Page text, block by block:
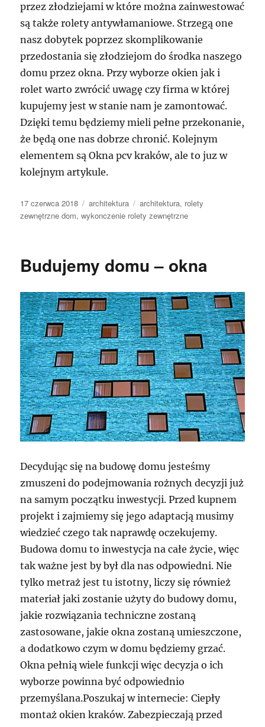
przez złodziejami w które można zainwestować
są także rolety antywłamaniowe. Strzegą one
nasz dobytek poprzez skomplikowanie
przedostania się złodziejom do środka naszego
domu przez okna. Przy wyborze okien jak i
rolet warto zwrócić uwagę czy firma w której
kupujemy jest w stanie nam je zamontować.
Dzięki temu będziemy mieli pełne przekonanie,
że będą one nas dobrze chronić. Kolejnym
elementem są Okna pcv kraków, ale to juz w
kolejnym artykule.
Data
publikacji
17 czerwca 2018 Kategorie
architektura Tagi
architektura, rolety
zewnętrzne dom,wykonczenie rolety zewnętrzne
Budujemy domu – okna
Decydując się na budowę domu jesteśmy
zmuszeni do podejmowania rożnych decyzji już
na samym początku inwestycji. Przed kupnem
projekt i zajmiemy się jego adaptacją musimy
wiedzieć czego tak naprawdę oczekujemy.
Budowa domu to inwestycja na całe życie, więc
tak ważne jest by był dla nas odpowiedni. Nie
tylko metraż jest tu istotny, liczy się również
materiał jaki zostanie użyty do budowy domu,
jakie rozwiązania techniczne zostaną
zastosowane, jakie okna zostaną umieszczone,
a dodatkowo czym w domu będziemy grzać.
Okna pełnią wiele funkcji więc decyzja o ich
wyborze powinna być odpowiednio
przemyślana.Poszukaj w internecie: Ciepły
montaż okien kraków. Zabezpieczają przed